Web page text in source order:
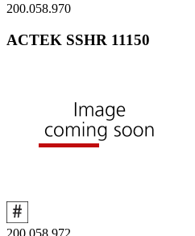
200.058.970
ACTEK SSHR 11150
200.058.972